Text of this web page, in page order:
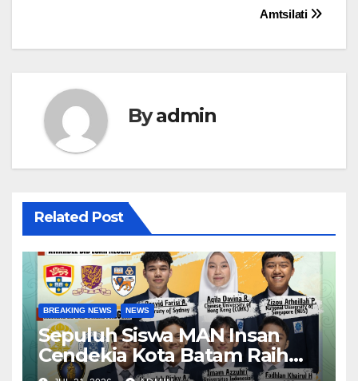
Amtsilati
Byadmin
Related Post
BREAKING NEWS NEWS
Sepuluh Siswa MAN Insan
Cendekia Kota Batam Raih
Beasiswa Indonesia Bangkit